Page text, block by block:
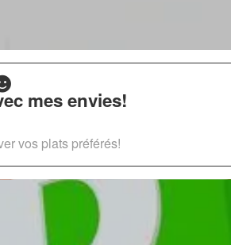
mes envies!
vos plats préférés!